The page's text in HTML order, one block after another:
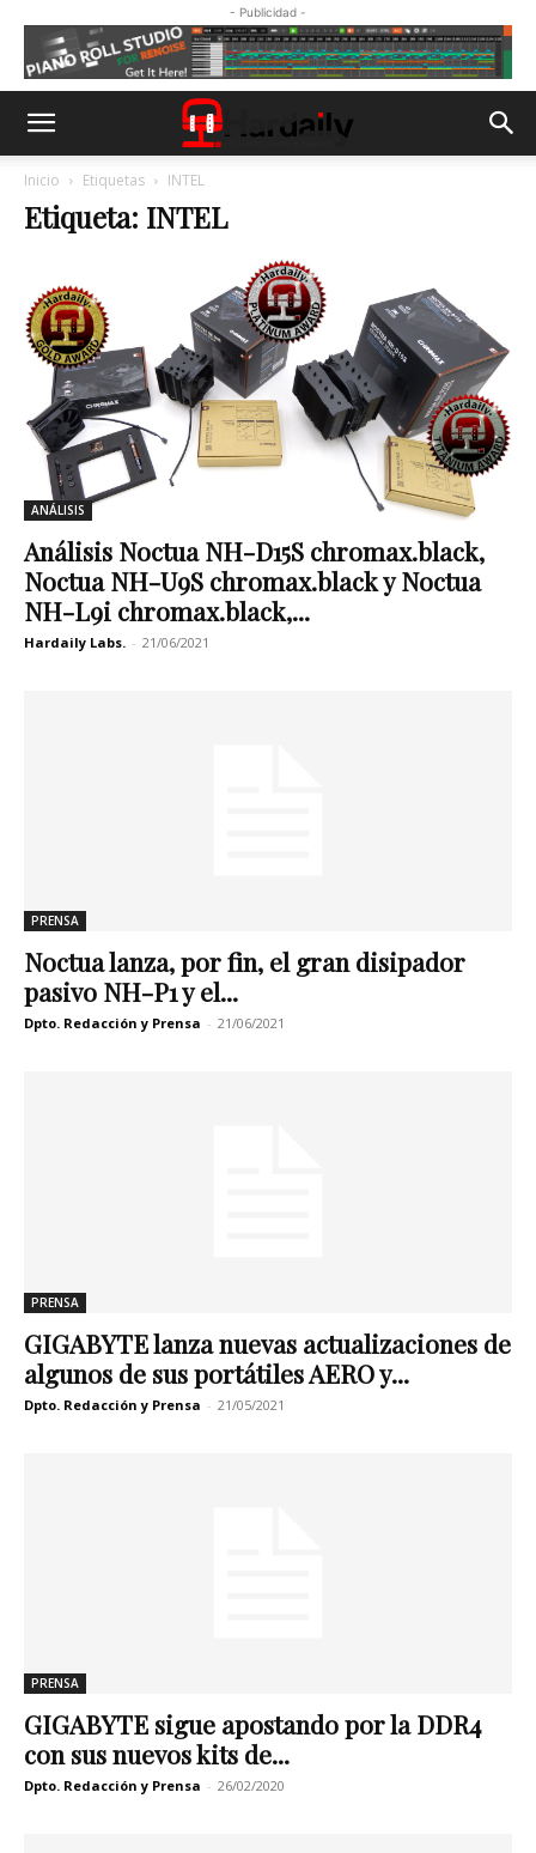
- Publicidad -
Inicio Etiquetas INTEL
Etiqueta: INTEL
ANÁLISIS
Análisis Noctua NH-D15S chromax.black,
Noctua NH-U9S chromax.black y Noctua
NH-L9i chromax.black,...
Hardaily Labs. - 21/06/2021
PRENSA
Noctua lanza, por fin, el gran disipador
pasivo NH-P1 y el...
Dpto. Redacción y Prensa - 21/06/2021
PRENSA
GIGABYTE lanza nuevas actualizaciones de
algunos de sus portátiles AERO y...
Dpto. Redacción y Prensa - 21/05/2021
PRENSA
GIGABYTE sigue apostando por la DDR4
con sus nuevos kits de...
Dpto. Redacción y Prensa - 26/02/2020